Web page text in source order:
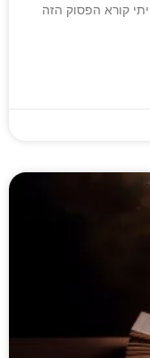
קורא הפסוק הזה